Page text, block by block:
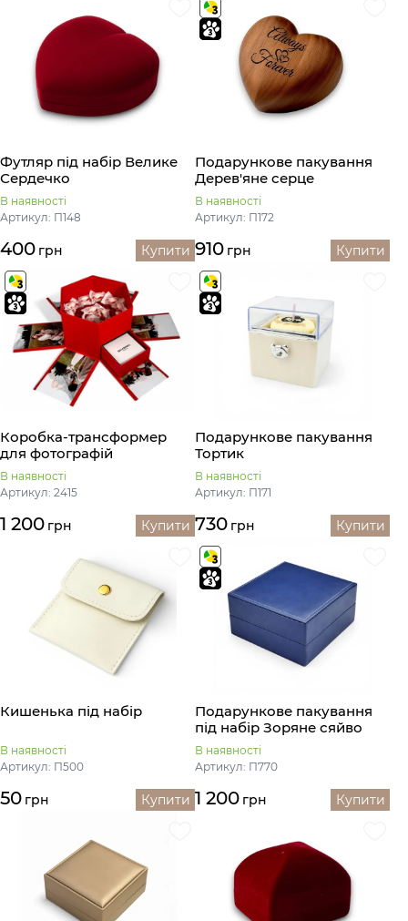
Футляр під набір Велике
Сердечко
В наявності
Артикул: П148
400 грн Купити
Подaрункове пакування
Дерев'яне серце
В наявності
Артикул: П172
910 грн Купити
Коробка-трансформер
для фотографій
В наявності
Артикул: 2415
1 200 грн Купити
Подaрункове пакування
Тортик
В наявності
Артикул: П171
730 грн Купити
Кишенька під набір
В наявності
Артикул: П500
50 грн Купити
Подарункове пакування
під набір Зоряне сяйво
В наявності
Артикул: П770
1 200 грн Купити